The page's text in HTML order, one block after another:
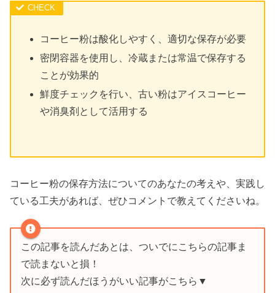
コーヒー粉は酸化しやすく、適切な保存が必要
密閉容器を使用し、冷蔵または常温で保存する
ことが効果的
鮮度チェックを行い、古い粉はアイスコーヒー
や消臭剤として活用する
コーヒー粉の保存方法についてのあなたの考えや、実践し
ている工夫があれば、ぜひコメントで教えてくださいね。
この記事を読んだあとは、ついでにこちらの記事ま
で読まないと損！
次に必ず読んだほうがいい記事がこちら▼